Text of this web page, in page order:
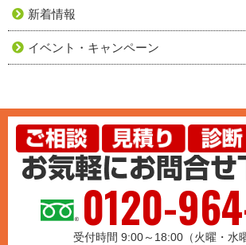
新着情報
イベント・キャンペーン
0120-
受付時間 9:00～18:00（火曜・水